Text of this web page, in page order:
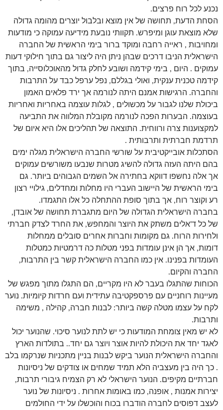
נכנע לכל רוח פרצים.
הסחת הדעת, תחושה של אין מוצא ובלבול יוצרים מהומה גדולה
שלא מוצאת עוגן ומיפרש. תקוותי נובעת מידיעה עמוקה כי מודעות
ומחויבות , ראייה רחבה ומוקד ברור בימי הראשית של החברה
הישראלית הניבו דרכים שבהן ניתן היה ליצור גם בתוך חילוקי דעות
עמוקים . היום , בימי קידמה ושובע לחלק גדול מהאוכלוסייה, בתוך
קידמה טכנית ענקית, ואולי בגללם, נפל ערפל כבד על התרבות
והחברה. הרגישות אמנם היתה לנורמה אך ירד פלאים האמון
ביכולת שלנו לגבור על מכשולים , לגלות עוצמה באחריות ואחריות
בעוצמה. הבערות הפכה לנורמה מקובלת המלווה את התביעה
למקצוענות צרה ורווחית. התוצאה של תהליכים אלו היא איום של
תרדמת חברתית ותרבותית .
הסתכלות אובייקטיבית על שורשי החברה הישראלית מגלה ימים
בהם היתה העזה גדולה להשיג מטרות שנבעו משורשים עמוקים
אך אלה נחשפו דווקא בחתירה אל השמים הגבוהים ביותר. גם
בימי הראשית של היישוב העברי היו מחלות ומחדלים, גילויי רצון
רע וקוצר רוח, אך בתוך סופת ההתחלה כל אלו התגמדו.
בחברה הישראלית הגדולה של היום מתגברת תחושה של אובדן,
של כל ד'אלים משתק את היוצר והמחפש, את החרד לצדק חברתי
ולחירות הרוח. גם מקומות וחברות אחרים סובלים ממחלות
דומות, אך הן אינן עומדות בפני מטלות כה דרמטיות כמטלות
העומדות בפנינו. אין כמו החברה הישראלית קשר בין התרבות,
החברה והקיום.
הכוחות שהתגלו בעבר לא היו מקריים, הם התגלו מתוך מפגש של
מעיינות רוחניים עם פרספקטיבה עתידית ועם חרדות קיומיות. נוער
לקח על עצמו מטלה קשה ביותר: לבנות חברה, קהילה , משימה
ותרבות.
לא יש מאין צומחת המודעות כי יש לתת לנוער סיכוי. שהנוער יכול
לאגד יחד את היכולת להיות אוצר ויוצר גם יחד.. בתולדות הארץ
והחברה הישראלית הנוער ביקש לבנות בניין מתכניות שנרקמו בלב
. כך היה בין מעצביה הלא תמיד שמחים או צודקים של ניסיונות
חברתיים מקיפים. הנוער הישראלי לא רק הצמיח גיבורי תרבות,
יצירות אמנות , אופנה, כמו באומות אחרות . ניסיונות של נוער
לעצב דפוסים לחברה הודברו בכוח והוכשלו על ידי החולמים